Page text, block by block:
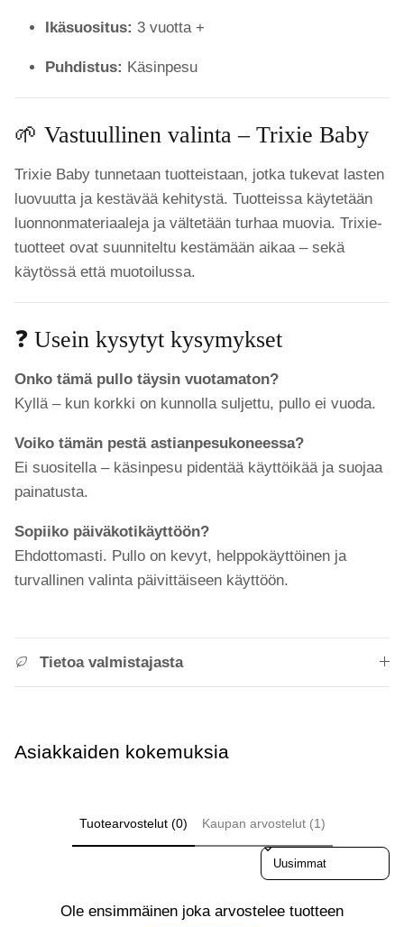
Ikäsuositus: 3 vuotta +
Puhdistus: Käsinpesu
🌱 Vastuullinen valinta – Trixie Baby
Trixie Baby tunnetaan tuotteistaan, jotka tukevat lasten
luovuutta ja kestävää kehitystä. Tuotteissa käytetään
luonnonmateriaaleja ja vältetään turhaa muovia. Trixie-
tuotteet ovat suunniteltu kestämään aikaa – sekä
käytössä että muotoilussa.
❓ Usein kysytyt kysymykset
Onko tämä pullo täysin vuotamaton?
Kyllä – kun korkki on kunnolla suljettu, pullo ei vuoda.
Voiko tämän pestä astianpesukoneessa?
Ei suositella – käsinpesu pidentää käyttöikää ja suojaa
painatusta.
Sopiiko päiväkotikäyttöön?
Ehdottomasti. Pullo on kevyt, helppokäyttöinen ja
turvallinen valinta päivittäiseen käyttöön.
Tietoa valmistajasta
Asiakkaiden kokemuksia
Tuotearvostelut (0) Kaupan arvostelut (1)
Sort reviews by
Ole ensimmäinen joka arvostelee tuotteen